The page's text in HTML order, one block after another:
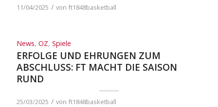
11/04/2025 / von ft1848basketball
News, OZ, Spiele
ERFOLGE UND EHRUNGEN ZUM
ABSCHLUSS: FT MACHT DIE SAISON
RUND
25/03/2025 / von ft1848basketball